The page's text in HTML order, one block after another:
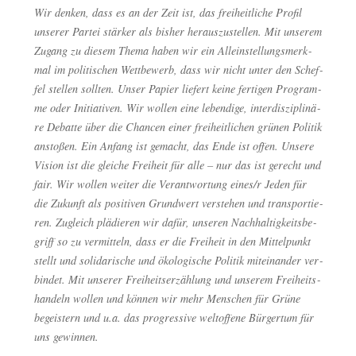
Wir den­ken, dass es an der Zeit ist, das frei­heit­li­che Pro­fil
unse­rer Par­tei stär­ker als bis­her her­aus­zu­stel­len. Mit unse­rem
Zugang zu die­sem The­ma haben wir ein Allein­stel­lungs­merk­
mal im poli­ti­schen Wett­be­werb, dass wir nicht unter den Schef­
fel stel­len soll­ten. Unser Papier lie­fert kei­ne fer­ti­gen Pro­gram­
me oder Initia­ti­ven. Wir wol­len eine leben­di­ge, inter­dis­zi­pli­nä­
re Debat­te über die Chan­cen einer frei­heit­li­chen grü­nen Poli­tik
ansto­ßen. Ein Anfang ist gemacht, das Ende ist offen. Unse­re
Visi­on ist die glei­che Frei­heit für alle – nur das ist gerecht und
fair. Wir wol­len wei­ter die Ver­ant­wor­tung eines/r Jeden für
die Zukunft als posi­ti­ven Grund­wert ver­ste­hen und trans­por­tie­
ren. Zugleich plä­die­ren wir dafür, unse­ren Nach­hal­tig­keits­be­
griff so zu ver­mit­teln, dass er die Frei­heit in den Mit­tel­punkt
stellt und soli­da­ri­sche und öko­lo­gi­sche Poli­tik mit­ein­an­der ver­
bin­det. Mit unse­rer Frei­heits­er­zäh­lung und unse­rem Frei­heits­
han­deln wol­len und kön­nen wir mehr Men­schen für Grü­ne
begeis­tern und u.a. das pro­gres­si­ve welt­of­fe­ne Bür­ger­tum für
uns gewinnen.